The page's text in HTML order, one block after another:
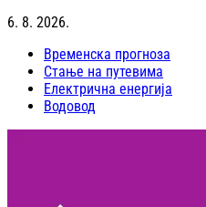
6. 8. 2026.
Временска прогноза
Стање на путевима
Електрична енергија
Водовод